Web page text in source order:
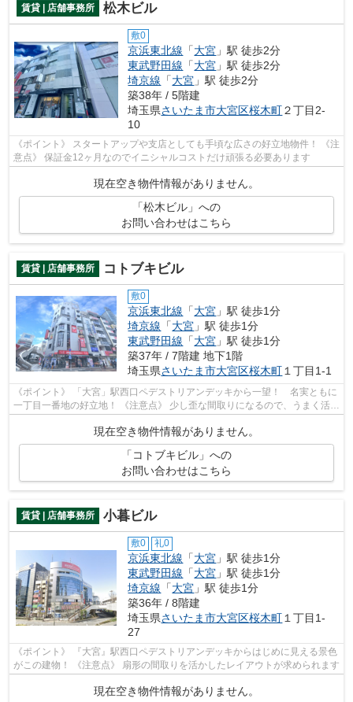
賃貸 | 店舗事務所 松木ビル
敷0
京浜東北線 「大宮 」駅 徒歩2分
東武野田線 「大宮 」駅 徒歩2分
埼京線 「大宮 」駅 徒歩2分
築38年 / 5階建
埼玉県さいたま市大宮区桜木町２丁目2-
10
《ポイント》 スタートアップや支店としても手頃な広さの好立地物件！ 《注
意点》 保証金12ヶ月なのでイニシャルコストだけ頑張る必要あります
現在空き物件情報がありません。
「松木ビル」への
お問い合わせはこちら
賃貸 | 店舗事務所 コトブキビル
敷0
京浜東北線 「大宮 」駅 徒歩1分
埼京線 「大宮 」駅 徒歩1分
東武野田線 「大宮 」駅 徒歩1分
築37年 / 7階建 地下1階
埼玉県さいたま市大宮区桜木町 １丁目1-1
《ポイント》 「大宮」駅西口ペデストリアンデッキから一望！ 名実ともに
一丁目一番地の好立地！ 《注意点》 少し歪な間取りになるので、うまく活か
せるレイアウトが求められます
現在空き物件情報がありません。
「コトブキビル」への
お問い合わせはこちら
賃貸 | 店舗事務所 小暮ビル
敷0 礼0
京浜東北線 「大宮 」駅 徒歩1分
東武野田線 「大宮 」駅 徒歩1分
埼京線 「大宮 」駅 徒歩1分
築36年 / 8階建
埼玉県さいたま市大宮区桜木町１丁目1-
27
《ポイント》 『大宮』駅西口ペデストリアンデッキからはじめに見える景色
がこの建物！ 《注意点》 扇形の間取りを活かしたレイアウトが求められます
現在空き物件情報がありません。